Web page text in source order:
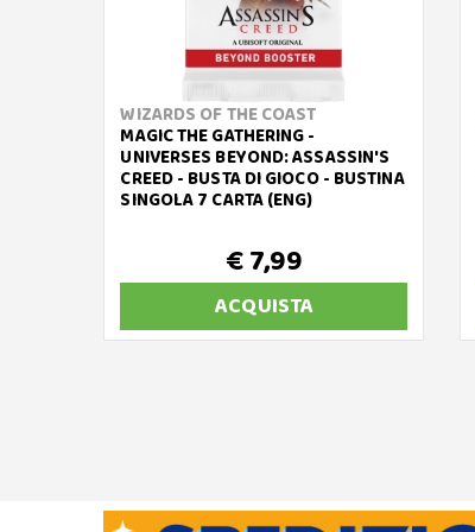
WIZARDS OF THE COAST
MAGIC THE GATHERING -
UNIVERSES BEYOND: ASSASSIN'S
CREED - BUSTA DI GIOCO - BUSTINA
SINGOLA 7 CARTA (ENG)
€ 7,99
ACQUISTA